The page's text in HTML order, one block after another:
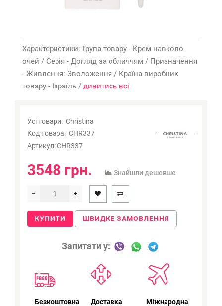
Характеристики: Група товару - Крем навколо
очей / Серія - Догляд за обличчям / Призначення
- Живлення: Зволоження / Країна-виробник
товару - Ізраїль / дивитись всі
Усі товари: Christina
Код товара: CHR337
Артикул:CHR337
3548 грн. Знайшли дешевше
КУПИТИ ШВИДКЕ ЗАМОВЛЕННЯ
Запитати у:
Безкоштовна
Доставка
Міжнародна